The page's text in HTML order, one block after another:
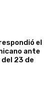
el
ante
del 23 de